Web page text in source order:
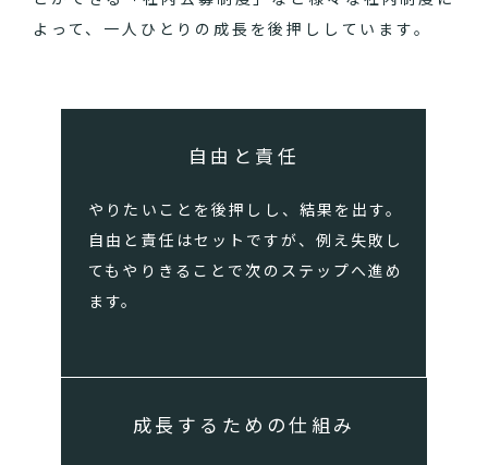
よって、一人ひとりの成長を後押ししています。
自由と責任
やりたいことを後押しし、結果を出す。
自由と責任はセットですが、例え失敗し
てもやりきることで次のステップへ進め
ます。
成長するための仕組み